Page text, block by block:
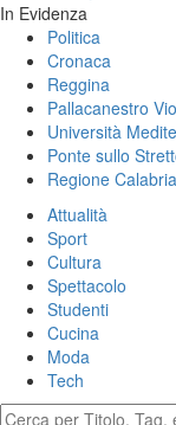
In Evidenza
Politica
Cronaca
Reggina
Pallacanestro
Università
Ponte sullo
Regione Calabria
Attualità
Sport
Cultura
Spettacolo
Studenti
Cucina
Moda
Tech